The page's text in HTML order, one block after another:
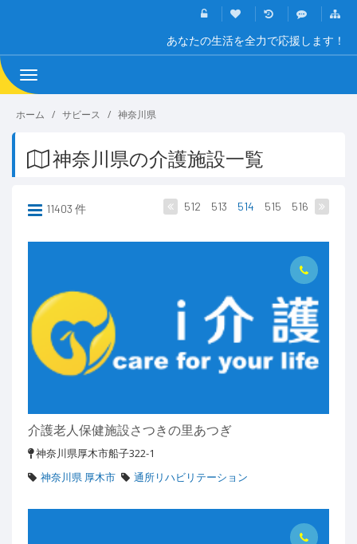
あなたの生活を全力で応援します！
Toggle
navigation
ホーム サビース 神奈川県
神奈川県の介護施設一覧
11403 件 512 513 514 515 516
介護老人保健施設さつきの里あつぎ
神奈川県厚木市船子322-1
神奈川県 厚木市
通所リハビリテーション